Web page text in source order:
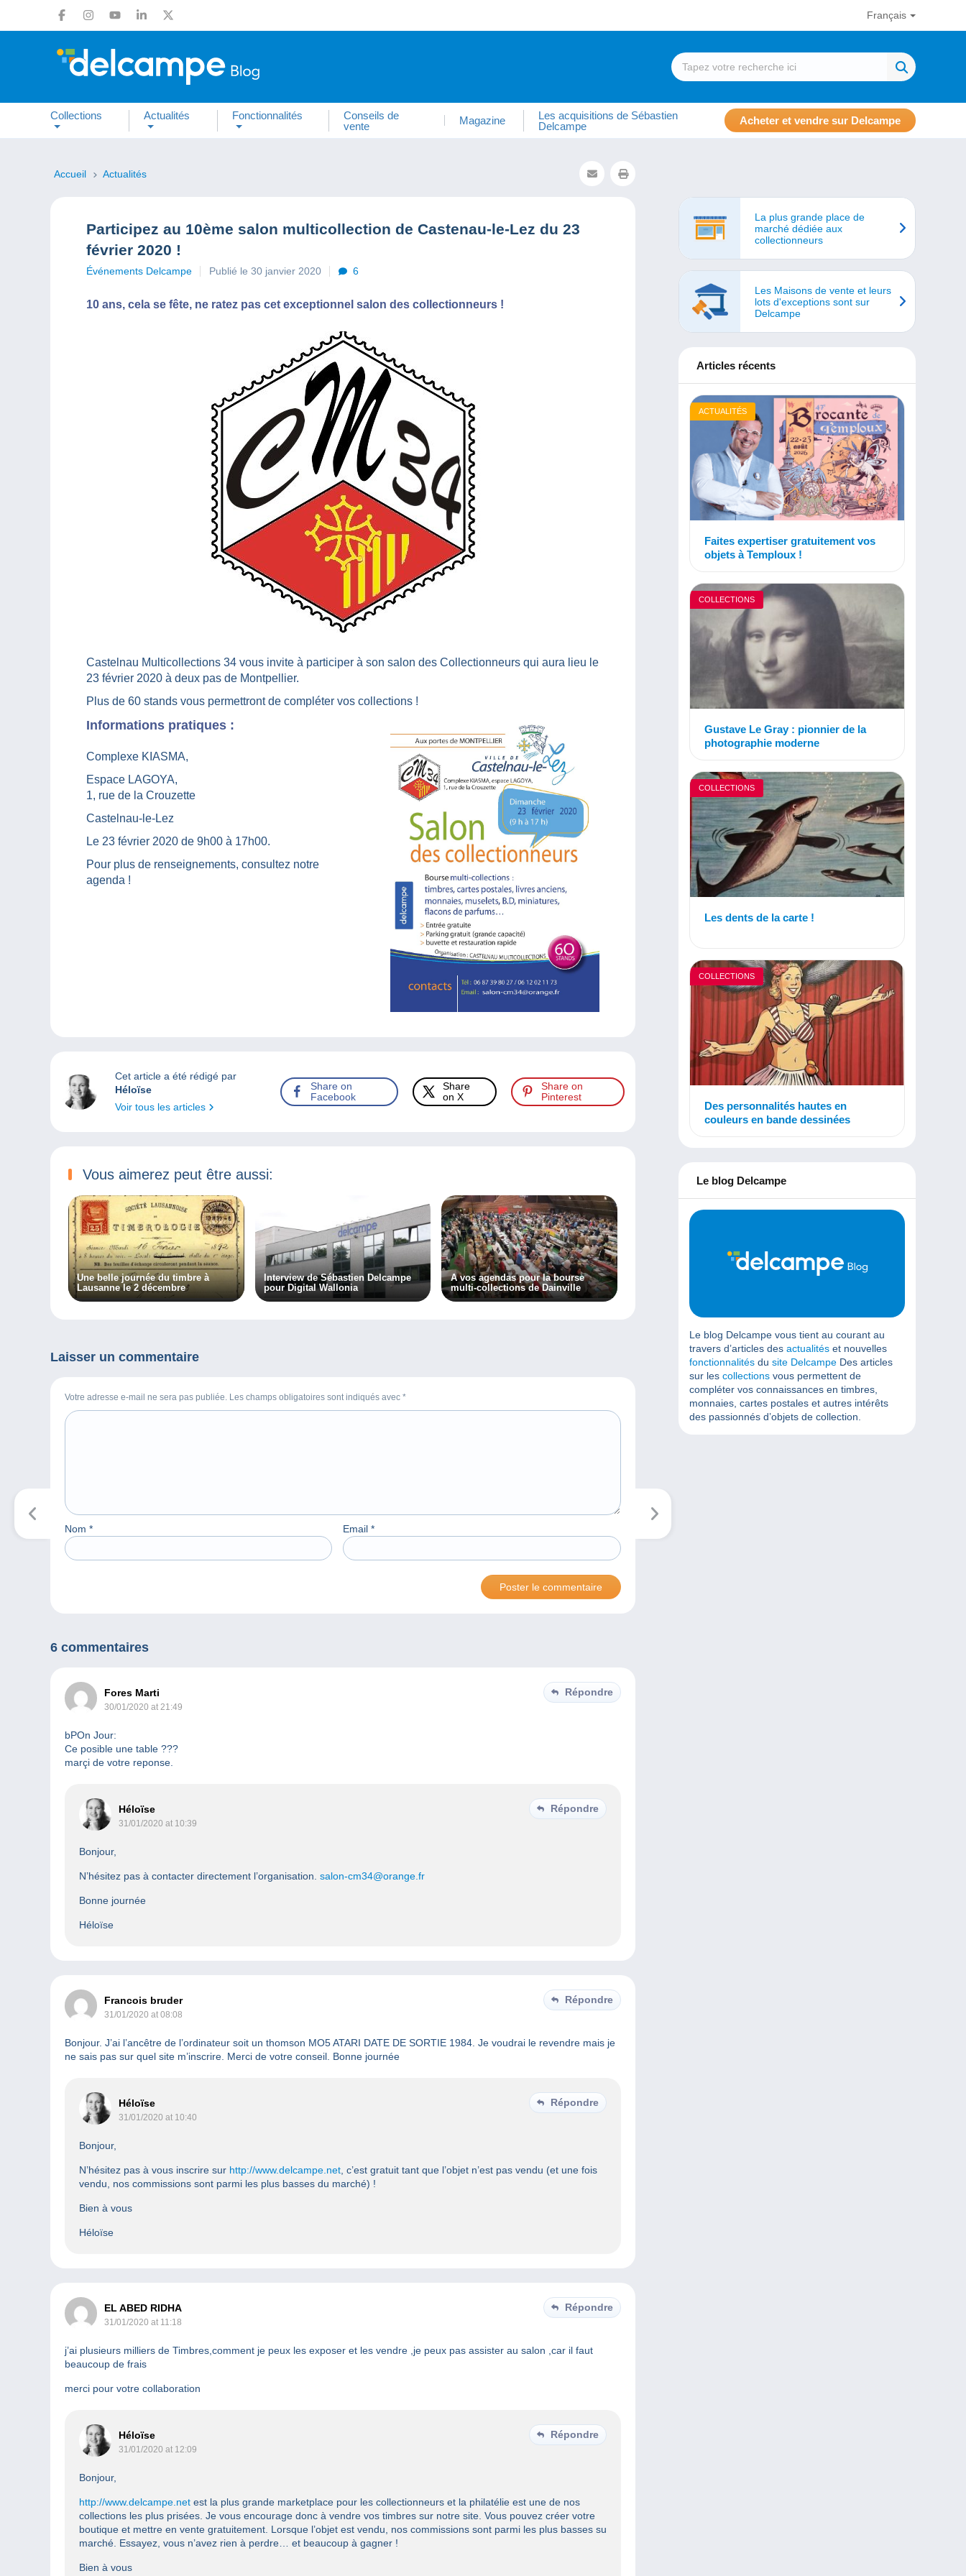
Français
Collections Actualités Fonctionnalités
Conseils de
vente
Magazine
Les acquisitions de Sébastien
Delcampe
Acheter et vendre sur Delcampe
Accueil Actualités
Participez au 10ème salon multicollection de Castenau-le-Lez du 23
février 2020 !
Événements Delcampe Publié le 30 janvier 2020 6
10 ans, cela se fête, ne ratez pas cet exceptionnel salon des collectionneurs !
Castelnau Multicollections 34 vous invite à participer à son salon des Collectionneurs qui aura lieu le
23 février 2020 à deux pas de Montpellier.
Plus de 60 stands vous permettront de compléter vos collections !
Informations pratiques :
Complexe KIASMA,
Espace LAGOYA,
1, rue de la Crouzette
Castelnau-le-Lez
Le 23 février 2020 de 9h00 à 17h00.
Pour plus de renseignements, consultez notre
agenda !
Cet article a été rédigé par
Héloïse
Voir tous les articles
Share on
Facebook
Share
on X
Share on
Pinterest
Vous aimerez peut être aussi:
Une belle journée du timbre à
Lausanne le 2 décembre
Interview de Sébastien Delcampe
pour Digital Wallonia
A vos agendas pour la bourse
multi-collections de Dainville
Laisser un commentaire
Votre adresse e-mail ne sera pas publiée. Les champs obligatoires sont indiqués avec *
Nom * Email *
6 commentaires
Fores Marti
30/01/2020 at 21:49
Répondre
bPOn Jour:
Ce posible une table ???
marçi de votre reponse.
Héloïse
31/01/2020 at 10:39
Répondre
Bonjour,
N’hésitez pas à contacter directement l’organisation. salon-cm34@orange.fr
Bonne journée
Héloïse
Francois bruder
31/01/2020 at 08:08
Répondre
Bonjour. J’ai l’ancêtre de l’ordinateur soit un thomson MO5 ATARI DATE DE SORTIE 1984. Je voudrai le revendre mais je
ne sais pas sur quel site m’inscrire. Merci de votre conseil. Bonne journée
Héloïse
31/01/2020 at 10:40
Répondre
Bonjour,
N’hésitez pas à vous inscrire sur http://www.delcampe.net, c’est gratuit tant que l’objet n’est pas vendu (et une fois
vendu, nos commissions sont parmi les plus basses du marché) !
Bien à vous
Héloïse
EL ABED RIDHA
31/01/2020 at 11:18
Répondre
j’ai plusieurs milliers de Timbres,comment je peux les exposer et les vendre ,je peux pas assister au salon ,car il faut
beaucoup de frais
merci pour votre collaboration
Héloïse
31/01/2020 at 12:09
Répondre
Bonjour,
http://www.delcampe.net est la plus grande marketplace pour les collectionneurs et la philatélie est une de nos
collections les plus prisées. Je vous encourage donc à vendre vos timbres sur notre site. Vous pouvez créer votre
boutique et mettre en vente gratuitement. Lorsque l’objet est vendu, nos commissions sont parmi les plus basses su
marché. Essayez, vous n’avez rien à perdre… et beaucoup à gagner !
Bien à vous
La plus grande place de
marché dédiée aux
collectionneurs
Les Maisons de vente et leurs
lots d'exceptions sont sur
Delcampe
Articles récents
ACTUALITÉS
Faites expertiser gratuitement vos
objets à Temploux !
COLLECTIONS
Gustave Le Gray : pionnier de la
photographie moderne
COLLECTIONS
Les dents de la carte !
COLLECTIONS
Des personnalités hautes en
couleurs en bande dessinées
Le blog Delcampe
Le blog Delcampe vous tient au courant au
travers d’articles des actualités et nouvelles
fonctionnalités du site Delcampe Des articles
sur les collections vous permettent de
compléter vos connaissances en timbres,
monnaies, cartes postales et autres intérêts
des passionnés d’objets de collection.